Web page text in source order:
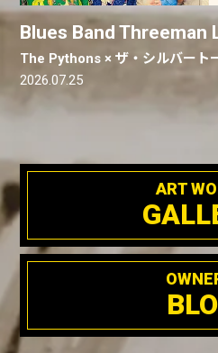
Blues Band Threeman
The Pythons × ザ・シルバート
2026.07.25
ART